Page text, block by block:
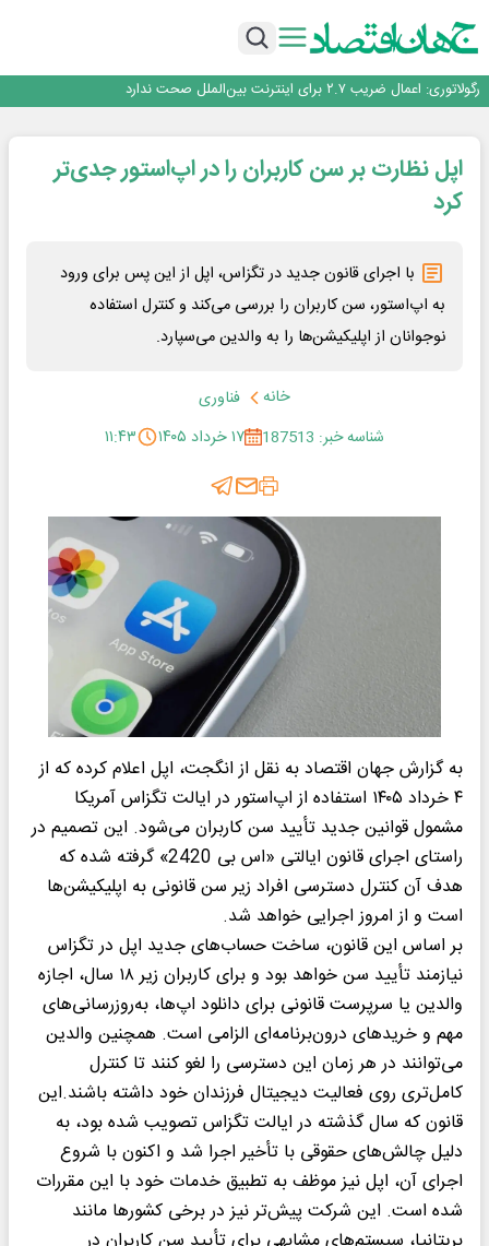
یک اشتباه کلاد، تمام اطلاعات کاربر را به باد داد
رگولاتوری: اعمال ضریب ۲.۷ برای اینترنت بین‌الملل صحت ندارد
با تقاضای برق ناپایدار هوش مصنوعی خودزنی می‌کند
یک اشتباه کلاد، تمام اطلاعات کاربر را به باد داد
اینوتکس امسال با مدل جدید برگزار می‌شود
اپل نظارت بر سن کاربران را در اپ‌استور جدی‌تر
کرد
با اجرای قانون جدید در تگزاس، اپل از این پس برای ورود
به اپ‌استور، سن کاربران را بررسی می‌کند و کنترل استفاده
نوجوانان از اپلیکیشن‌ها را به والدین می‌سپارد.
خانه
فناوری
شناسه خبر: 187513
۱۷ خرداد ۱۴۰۵ ۱۱:۴۳
به گزارش جهان اقتصاد به نقل از انگجت، اپل اعلام کرده که از
۴ خرداد ۱۴۰۵ استفاده از اپ‌استور در ایالت تگزاس آمریکا
مشمول قوانین جدید تأیید سن کاربران می‌شود. این تصمیم در
راستای اجرای قانون ایالتی «اس بی 2420» گرفته شده که
هدف آن کنترل دسترسی افراد زیر سن قانونی به اپلیکیشن‌ها
است و از امروز اجرایی خواهد شد.
بر اساس این قانون، ساخت حساب‌های جدید اپل در تگزاس
نیازمند تأیید سن خواهد بود و برای کاربران زیر ۱۸ سال، اجازه
والدین یا سرپرست قانونی برای دانلود اپ‌ها، به‌روزرسانی‌های
مهم و خریدهای درون‌برنامه‌ای الزامی است. همچنین والدین
می‌توانند در هر زمان این دسترسی را لغو کنند تا کنترل
کامل‌تری روی فعالیت دیجیتال فرزندان خود داشته باشند.این
قانون که سال گذشته در ایالت تگزاس تصویب شده بود، به
دلیل چالش‌های حقوقی با تأخیر اجرا شد و اکنون با شروع
اجرای آن، اپل نیز موظف به تطبیق خدمات خود با این مقررات
شده است. این شرکت پیش‌تر نیز در برخی کشورها مانند